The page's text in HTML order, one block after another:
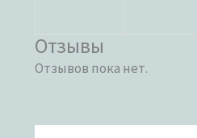
Отзывы
Отзывов пока нет.